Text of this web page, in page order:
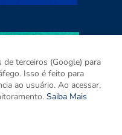
terceiros (Google) para
Isso é feito para
ao usuário. Ao acessar,
Saiba Mais